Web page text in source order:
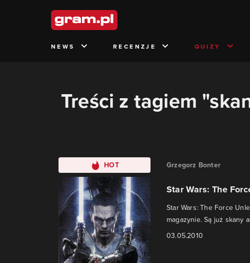
NEWS RECENZJE QUIZY
Treści z tagiem
HOT Grzegorz Bonter
Star Wars: The
Star Wars: The Force
magazynie. Są już skany
03.05.2010